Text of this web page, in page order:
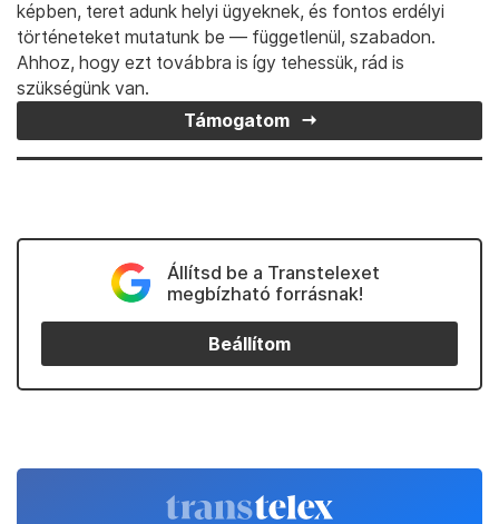
képben, teret adunk helyi ügyeknek, és fontos erdélyi
történeteket mutatunk be — függetlenül, szabadon.
Ahhoz, hogy ezt továbbra is így tehessük, rád is
szükségünk van.
Támogatom
Állítsd be a Transtelexet
megbízható forrásnak!
Beállítom